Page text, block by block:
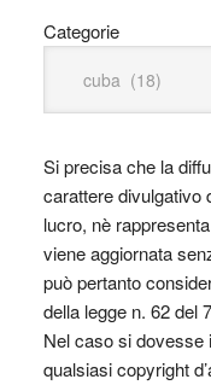
Categorie
Si precisa che la
carattere divulgativo
lucro, nè
viene aggiornata
può pertanto
della legge n. 62 del
Nel caso si dovesse
qualsiasi copyright